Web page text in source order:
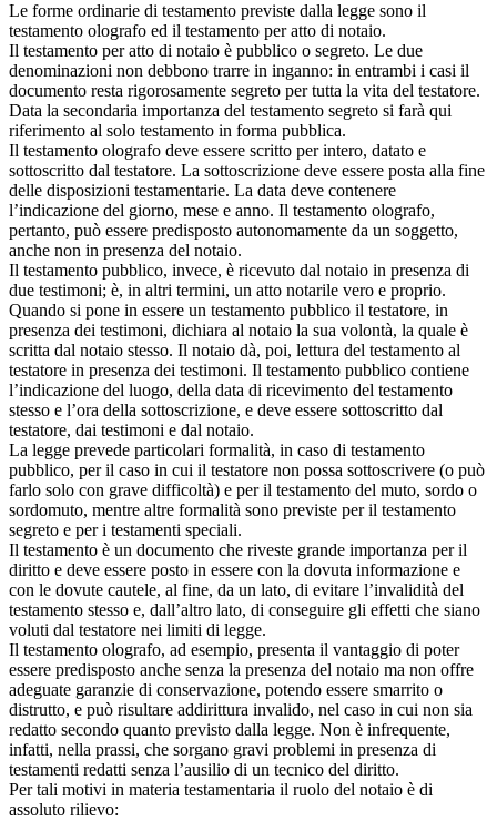
Le forme ordinarie di testamento previste dalla legge sono il
testamento olografo ed il testamento per atto di notaio.
Il testamento per atto di notaio è pubblico o segreto. Le due
denominazioni non debbono trarre in inganno: in entrambi i casi il
documento resta rigorosamente segreto per tutta la vita del testatore.
Data la secondaria importanza del testamento segreto si farà qui
riferimento al solo testamento in forma pubblica.
Il testamento olografo deve essere scritto per intero, datato e
sottoscritto dal testatore. La sottoscrizione deve essere posta alla fine
delle disposizioni testamentarie. La data deve contenere
l’indicazione del giorno, mese e anno. Il testamento olografo,
pertanto, può essere predisposto autonomamente da un soggetto,
anche non in presenza del notaio.
Il testamento pubblico, invece, è ricevuto dal notaio in presenza di
due testimoni; è, in altri termini, un atto notarile vero e proprio.
Quando si pone in essere un testamento pubblico il testatore, in
presenza dei testimoni, dichiara al notaio la sua volontà, la quale è
scritta dal notaio stesso. Il notaio dà, poi, lettura del testamento al
testatore in presenza dei testimoni. Il testamento pubblico contiene
l’indicazione del luogo, della data di ricevimento del testamento
stesso e l’ora della sottoscrizione, e deve essere sottoscritto dal
testatore, dai testimoni e dal notaio.
La legge prevede particolari formalità, in caso di testamento
pubblico, per il caso in cui il testatore non possa sottoscrivere (o può
farlo solo con grave difficoltà) e per il testamento del muto, sordo o
sordomuto, mentre altre formalità sono previste per il testamento
segreto e per i testamenti speciali.
Il testamento è un documento che riveste grande importanza per il
diritto e deve essere posto in essere con la dovuta informazione e
con le dovute cautele, al fine, da un lato, di evitare l’invalidità del
testamento stesso e, dall’altro lato, di conseguire gli effetti che siano
voluti dal testatore nei limiti di legge.
Il testamento olografo, ad esempio, presenta il vantaggio di poter
essere predisposto anche senza la presenza del notaio ma non offre
adeguate garanzie di conservazione, potendo essere smarrito o
distrutto, e può risultare addirittura invalido, nel caso in cui non sia
redatto secondo quanto previsto dalla legge. Non è infrequente,
infatti, nella prassi, che sorgano gravi problemi in presenza di
testamenti redatti senza l’ausilio di un tecnico del diritto.
Per tali motivi in materia testamentaria il ruolo del notaio è di
assoluto rilievo: